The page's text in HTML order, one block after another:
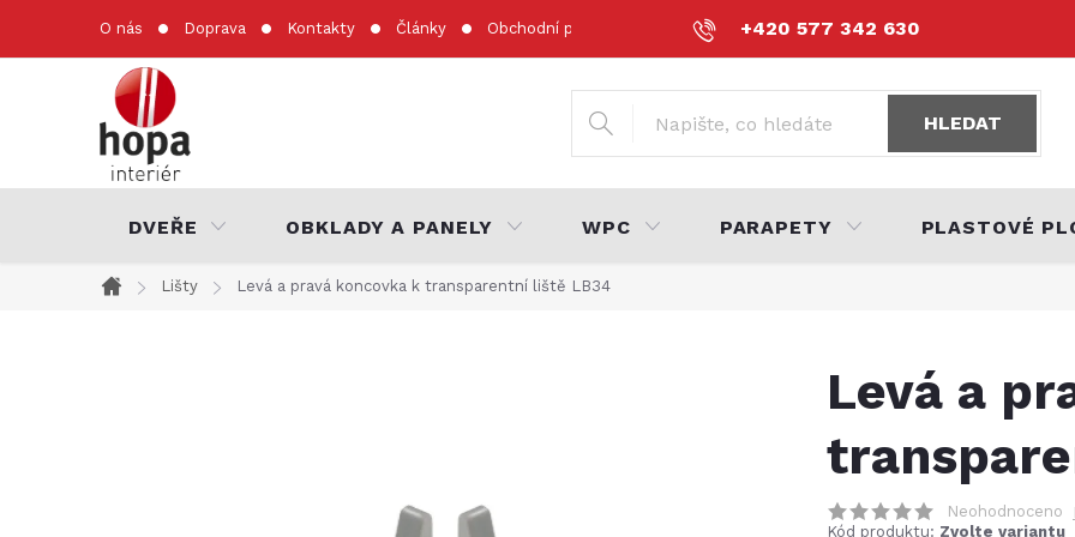
+420 577 342 630
O nás Doprava Kontakty Články Obchodní podmínky Podmínky ochrany osobních údajů
HLEDAT
DVEŘE OBKLADY A PANELY WPC PARAPETY PLASTOVÉ
Domů
Lišty Levá a pravá koncovka k transparentní liště LB34
Levá a
Neohodnoceno
Kód produktu: Zvolte variantu